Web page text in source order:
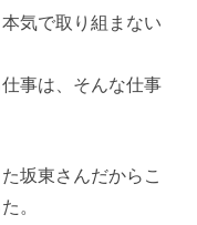
気で取り組まない
事は、そんな仕事
坂東さんだからこ
。